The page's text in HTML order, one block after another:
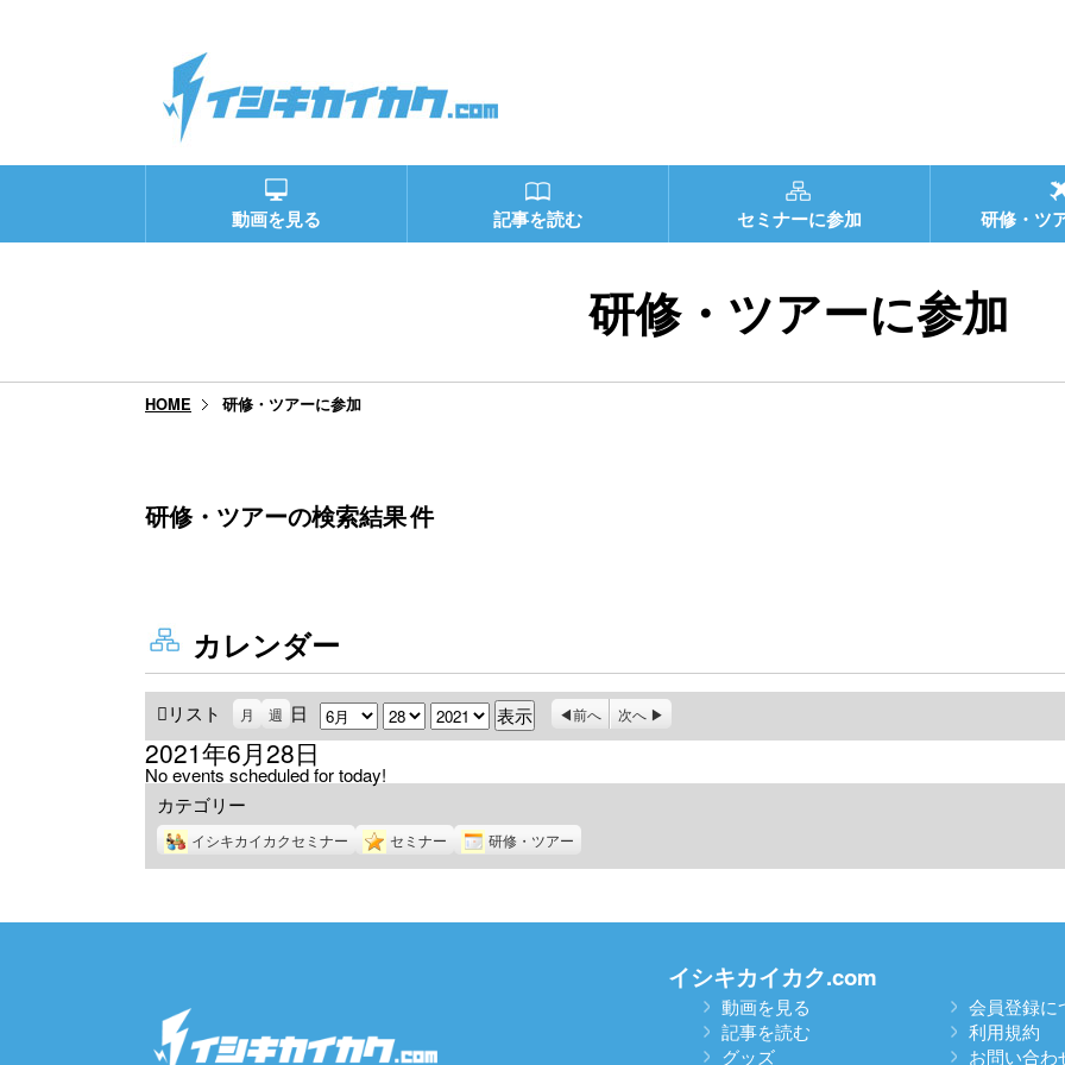
動画を見る 記事を読む セミナーに参加 研修・ツ
研修・ツアーに参加
HOME 研修・ツアーに参加
研修・ツアーの検索結果件
カレンダー
リスト
示
月 週 日 月 日 年 前へ 次へ
2021年6月28日
No events scheduled for today!
カテゴリー
イシキカイカクセミナー セミナー 研修・ツアー
イシキカイカク.com
動画を見る
記事を読む
グッズ
会員登録に
利用規約
お問い合わ